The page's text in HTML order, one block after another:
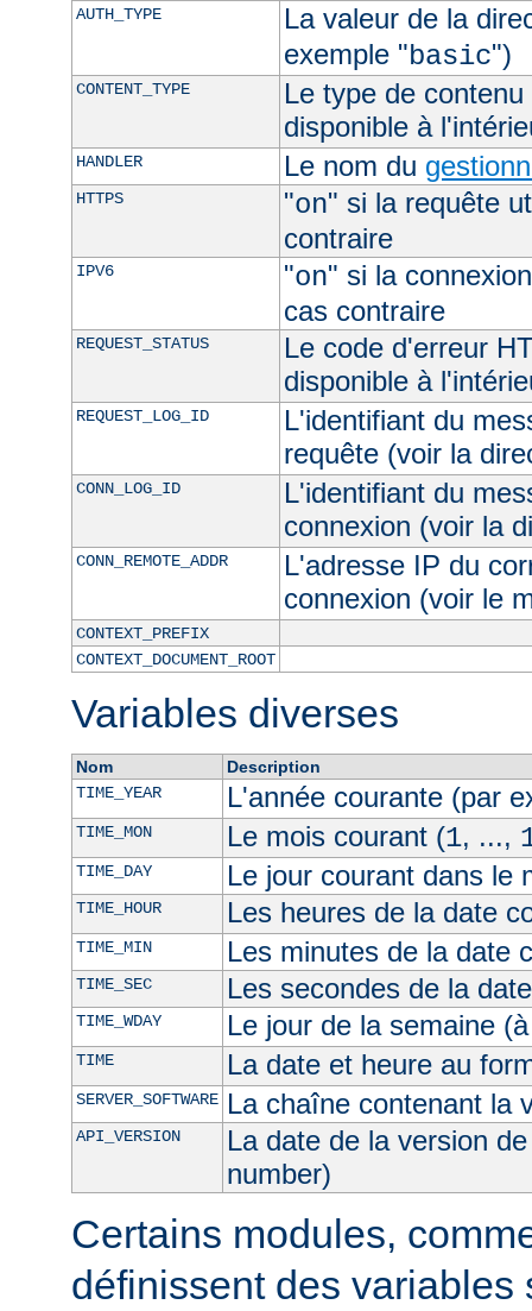
AUTH_TYPE
La valeur de la
exemple "basic")
CONTENT_TYPE
Le type de
disponible à
HANDLER Le nom du
HTTPS "on" si la requête
contraire
IPV6 "on" si la
cas contraire
REQUEST_STATUS
Le code d'erreur
disponible à
REQUEST_LOG_ID
L'identifiant du
requête (voir la
CONN_LOG_ID
L'identifiant du
connexion (voir la
CONN_REMOTE_ADDR
L'adresse IP du
connexion (voir le
CONTEXT_PREFIX
CONTEXT_DOCUMENT_ROOT
Variables diverses
Nom
Description
TIME_YEAR
L'année courante (par
TIME_MON Le mois courant (1, ...,
TIME_DAY Le jour courant dans le
TIME_HOUR Les heures de la date
TIME_MIN Les minutes de la date
TIME_SEC Les secondes de la
TIME_WDAY Le jour de la semaine
TIME La date et heure au
SERVER_SOFTWARE La chaîne contenant la
API_VERSION
La date de la version
number)
Certains modules,
définissent des variables